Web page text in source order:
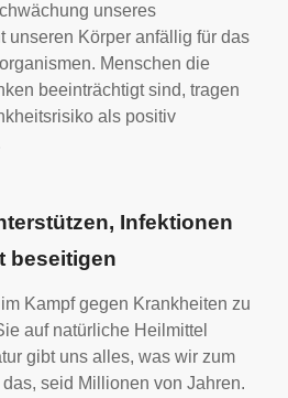
unseres
unseren Körper anfällig für das
Menschen die
beeinträchtigt sind, tragen
als positiv
Infektionen
beseitigen
Kampf gegen Krankheiten zu
auf natürliche Heilmittel
gibt uns alles, was wir zum
seid Millionen von Jahren.